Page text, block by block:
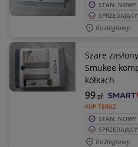
STAN: NOWY
Koziegłowy
Szare
Smukee
kółkach
KUP TERAZ
99zł
STAN: NOWY
Koziegłowy